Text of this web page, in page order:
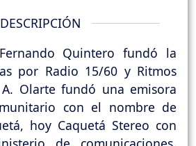
DESCRIPCIÓN
Quintero fundó la
por Radio 15/60 y Ritmos
A. Olarte fundó una emisora
con el nombre de
hoy Caquetá Stereo con